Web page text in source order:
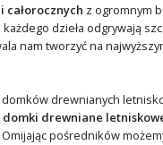
z ogromnym
dzieła odgrywają
nam tworzyć na
drewnianych
domki drewniane
pośredników